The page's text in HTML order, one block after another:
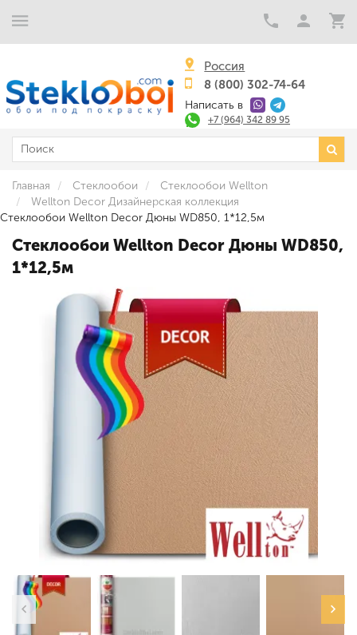
Россия
8 (800) 302-74-64
Написать в
+7 (964) 342 89 95
Главная Стеклообои
Стеклообои Wellton
Wellton Decor Дизайнерская коллекция
Стеклообои Wellton Decor Дюны WD850, 1*12,5м
Стеклообои Wellton Decor Дюны WD850,
1*12,5м